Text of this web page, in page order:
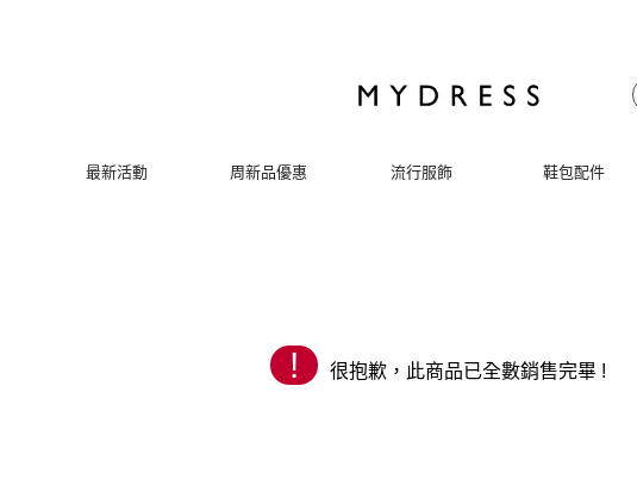
最新活動 周新品優惠 流行服飾 鞋包配件
! 很抱歉，此商品已全數銷售完畢 !